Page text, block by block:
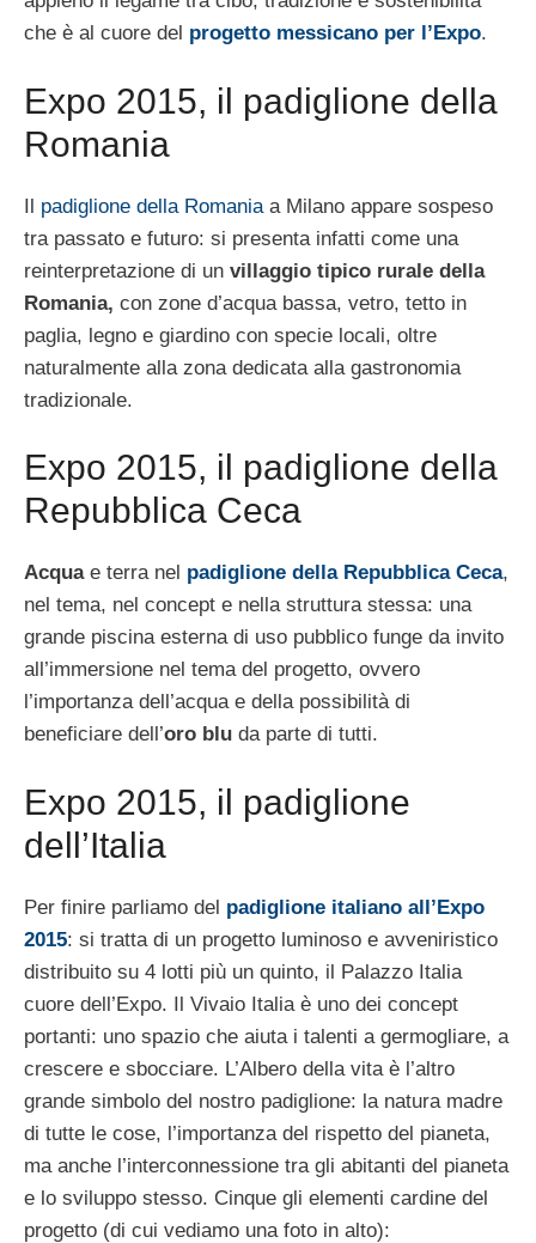
che è al cuore del progetto messicano per l’Expo.
Expo 2015, il padiglione della
Romania
Il padiglione della Romania a Milano appare sospeso
tra passato e futuro: si presenta infatti come una
reinterpretazione di un villaggio tipico rurale della
Romania, con zone d’acqua bassa, vetro, tetto in
paglia, legno e giardino con specie locali, oltre
naturalmente alla zona dedicata alla gastronomia
tradizionale.
Expo 2015, il padiglione della
Repubblica Ceca
Acquae terra nel padiglione della Repubblica Ceca,
nel tema, nel concept e nella struttura stessa: una
grande piscina esterna di uso pubblico funge da invito
all’immersione nel tema del progetto, ovvero
l’importanza dell’acqua e della possibilità di
beneficiare dell’oro blu da parte di tutti.
Expo 2015, il padiglione
dell’Italia
Per finire parliamo del padiglione italiano all’Expo
2015: si tratta di un progetto luminoso e avveniristico
distribuito su 4 lotti più un quinto, il Palazzo Italia
cuore dell’Expo. Il Vivaio Italia è uno dei concept
portanti: uno spazio che aiuta i talenti a germogliare, a
crescere e sbocciare. L’Albero della vita è l’altro
grande simbolo del nostro padiglione: la natura madre
di tutte le cose, l’importanza del rispetto del pianeta,
ma anche l’interconnessione tra gli abitanti del pianeta
e lo sviluppo stesso. Cinque gli elementi cardine del
progetto (di cui vediamo una foto in alto):